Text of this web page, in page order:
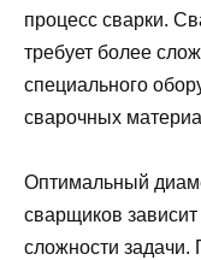
процесс сварки.
требует более
специального
сварочных
Оптимальный
сварщиков
сложности